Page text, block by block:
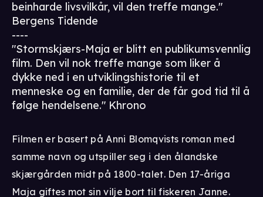
beinharde livsvilkår, vil den treffe mange."
Bergens Tidende
----
"Stormskjærs-Maja er blitt en publikumsvennlig
film. Den vil nok treffe mange som liker å
dykke ned i en utviklingshistorie til et
menneske og en familie, der de får god tid til å
følge hendelsene." Khrono
Filmen er basert på Anni Blomqvists roman med
samme navn og utspiller seg i den ålandske
skjærgården midt på 1800-talet. Den 17-åriga
Maja giftes mot sin vilje bort til fiskeren Janne.